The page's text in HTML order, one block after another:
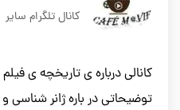
کانال تلگرام سایر
کانالی درباره ی تاریخچه ی
توضیحاتی در باره ژانر شناسی